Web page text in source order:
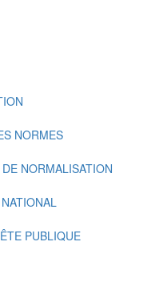
NORMES
NORMALISATION
PUBLIQUE